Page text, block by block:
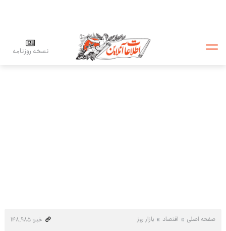
نسخه روزنامه
صفحه اصلی اقتصاد بازار روز
خبر: ۱۴۸٬۹۸۵